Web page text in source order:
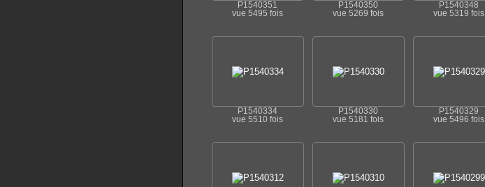
P1540351
vue 5495 fois
P1540350
vue 5269 fois
P1540348
vue 5319 fois
P1540334
vue 5510 fois
P1540330
vue 5181 fois
P1540329
vue 5496 fois